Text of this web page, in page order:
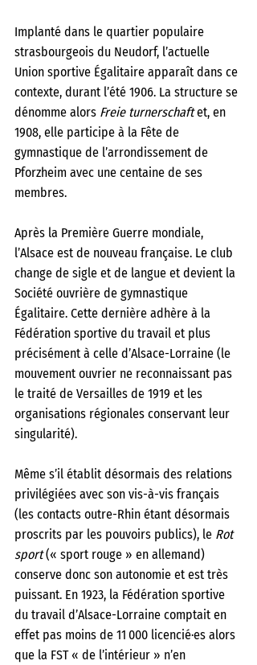
Implanté dans le quartier populaire
strasbourgeois du Neudorf, l’actuelle
Union sportive Égalitaire apparaît dans ce
contexte, durant l’été 1906. La structure se
dénomme alors Freie turnerschaft et, en
1908, elle participe à la Fête de
gymnastique de l’arrondissement de
Pforzheim avec une centaine de ses
membres.
Après la Première Guerre mondiale,
l’Alsace est de nouveau française. Le club
change de sigle et de langue et devient la
Société ouvrière de gymnastique
Égalitaire. Cette dernière adhère à la
Fédération sportive du travail et plus
précisément à celle d’Alsace-Lorraine (le
mouvement ouvrier ne reconnaissant pas
le traité de Versailles de 1919 et les
organisations régionales conservant leur
singularité).
Même s’il établit désormais des relations
privilégiées avec son vis-à-vis français
(les contacts outre-Rhin étant désormais
proscrits par les pouvoirs publics), le Rot
sport (« sport rouge » en allemand)
conserve donc son autonomie et est très
puissant. En 1923, la Fédération sportive
du travail d’Alsace-Lorraine comptait en
effet pas moins de 11 000 licencié·es alors
que la FST « de l’intérieur » n’en